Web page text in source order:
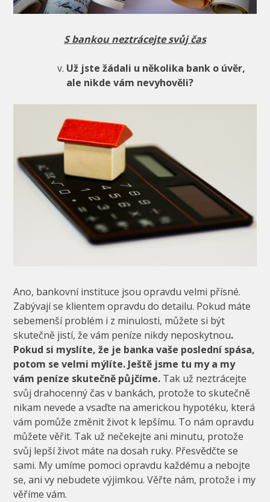
S bankou neztrácejte svůj čas
Už jste žádali u několika bank o úvěr,
ale nikde vám nevyhověli?
Ano, bankovní instituce jsou opravdu velmi přísné.
Zabývají se klientem opravdu do detailu. Pokud máte
sebemenší problém i z minulosti, můžete si být
skutečně jistí, že vám peníze nikdy neposkytnou.
Pokud si myslíte, že je banka vaše poslední spása,
potom se velmi mýlíte. Ještě jsme tu my a my
vám peníze skutečně půjčíme. Tak už neztrácejte
svůj drahocenný čas v bankách, protože to skutečně
nikam nevede a vsaďte na americkou hypotéku, která
vám pomůže změnit život k lepšímu. To nám opravdu
můžete věřit. Tak už nečekejte ani minutu, protože
svůj lepší život máte na dosah ruky. Přesvědčte se
sami. My umíme pomoci opravdu každému a nebojte
se, ani vy nebudete výjimkou. Věřte nám, protože i my
věříme vám.